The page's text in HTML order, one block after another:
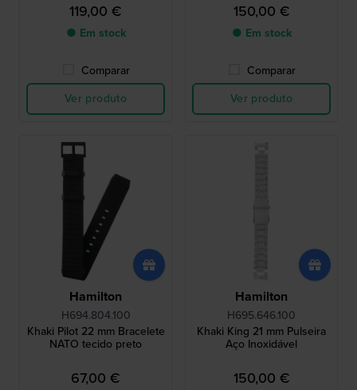
119,00 €
● Em stock
Comparar
Ver produto
150,00 €
● Em stock
Comparar
Ver produto
Hamilton
H694.804.100
Khaki Pilot 22 mm Bracelete
NATO tecido preto
67,00 €
Hamilton
H695.646.100
Khaki King 21 mm Pulseira
Aço Inoxidável
150,00 €